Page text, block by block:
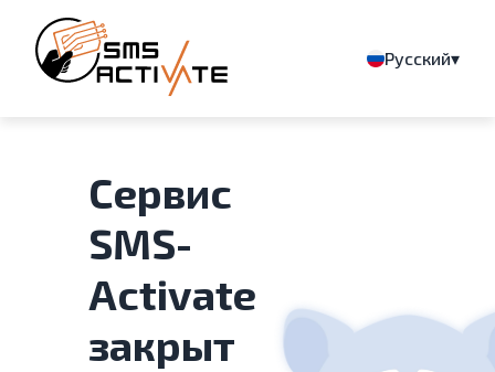
Русский▾
Сервис
SMS-
Activate
закрыт